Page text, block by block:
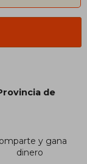
de
y gana
dinero